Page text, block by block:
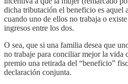
dicha tributación el beneficio es aquel
cuando uno de ellos no trabaja o
ingresos entre los dos.
O sea, que si una familia desea que
no trabaje para conciliar mejor la vida
premio una retirada del “beneficio”
declaración conjunta.